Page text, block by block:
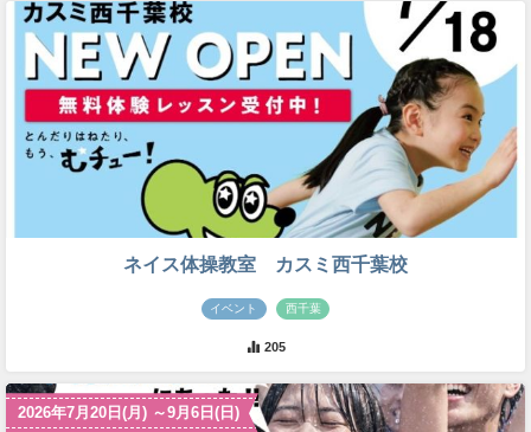
ネイス体操教室 カスミ西千葉校
イベント 西千葉
205
2026年7月20日(月) ～9月6日(日)